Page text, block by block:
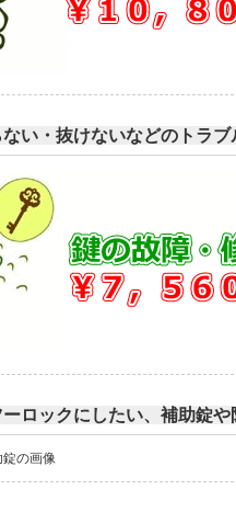
い・抜けないなどのトラ
ーロックにしたい、補助錠